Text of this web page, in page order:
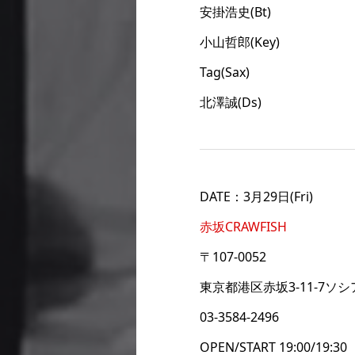
安掛浩史(Bt)
小山哲郎(Key)
Tag(Sax)
北澤誠(Ds)
DATE：3月29日(Fri)
赤坂CRAWFISH
〒107-0052
東京都港区赤坂3-11-7ソシ
03-3584-2496
OPEN/START 19:00/19:30